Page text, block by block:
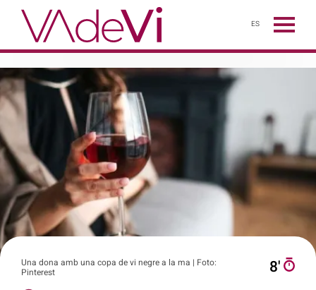
ES
Una dona amb una copa de vi negre a la ma | Foto:
Pinterest
8′